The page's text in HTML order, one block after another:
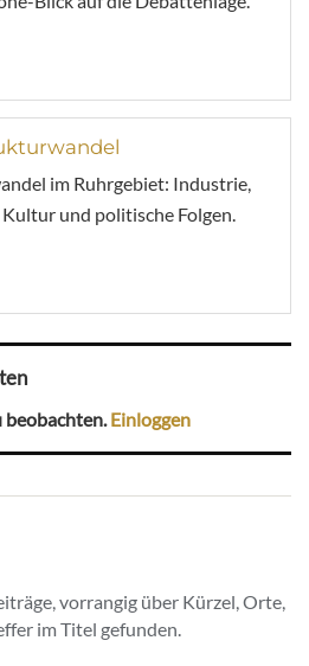
im Ruhrgebiet: Industrie,
und politische Folgen.
beobachten.Einloggen
vorrangig über Kürzel, Orte,
im Titel gefunden.